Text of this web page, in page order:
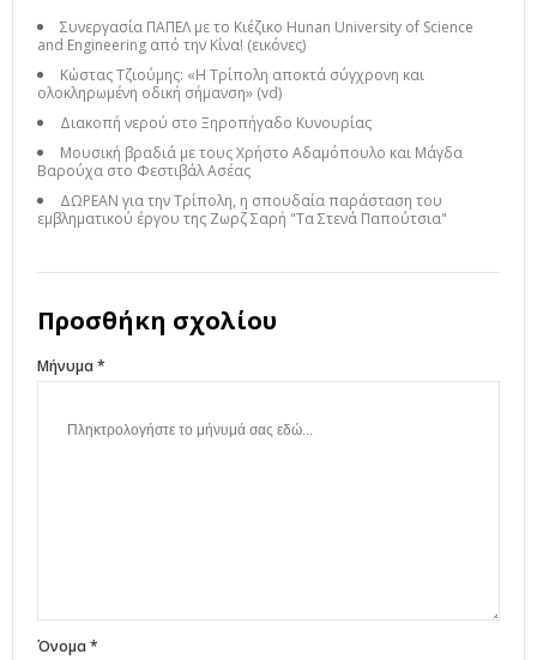
Συνεργασία ΠΑΠΕΛ με το Κιέζικο Hunan University of Science
and Engineering από την Κίνα! (εικόνες)
Κώστας Τζιούμης: «Η Τρίπολη αποκτά σύγχρονη και
ολοκληρωμένη οδική σήμανση» (vd)
Διακοπή νερού στο Ξηροπήγαδο Κυνουρίας
Μουσική βραδιά με τους Χρήστο Αδαμόπουλο και Μάγδα
Βαρούχα στο Φεστιβάλ Ασέας
ΔΩΡΕΑΝ για την Τρίπολη, η σπουδαία παράσταση του
εμβληματικού έργου της Ζωρζ Σαρή "Τα Στενά Παπούτσια"
Προσθήκη σχολίου
Μήνυμα *
Όνομα *